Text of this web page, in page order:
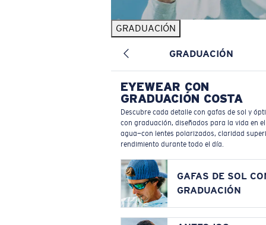
GRADUACIÓN
GRADUACIÓN
EYEWEAR CON
GRADUACIÓN COSTA
Descubre cada detalle con gafas de sol y
con graduación, diseñados para la vida en el
agua—con lentes polarizados, claridad
rendimiento durante todo el día.
GAFAS DE SOL
GRADUACIÓN